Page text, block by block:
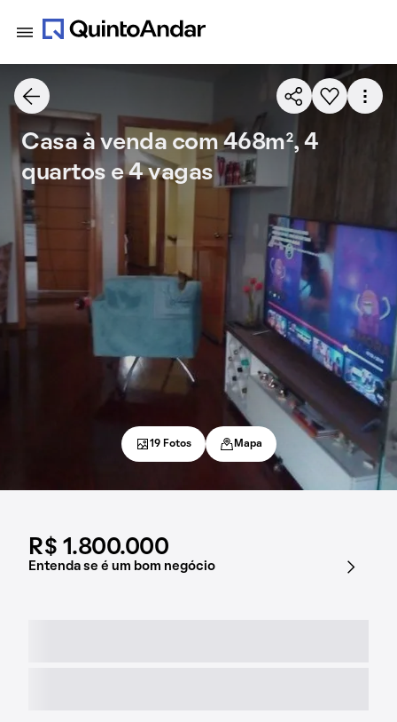
R$ 1.800.000
Entenda se é um bom negócio
Casa à venda com 468m², 4
quartos e 4 vagas
19 Fotos Mapa